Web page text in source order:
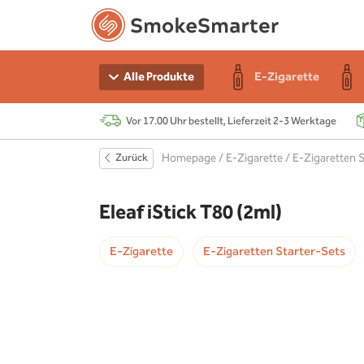
Alle Produkte E-Zigarette
Vor 17.00 Uhr bestellt, Lieferzeit 2-3 Werktage
Zurück Homepage/E-Zigarette/E-Zigaretten
Eleaf iStick T80 (2ml)
E-Zigarette E-Zigaretten Starter-Sets